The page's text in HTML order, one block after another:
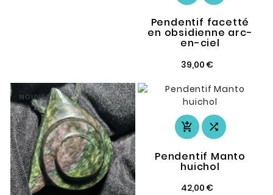
Pendentif facetté
en obsidienne arc-
en-ciel
39,00 €
NOUVEAU
 
Pendentif Manto
huichol
42,00 €